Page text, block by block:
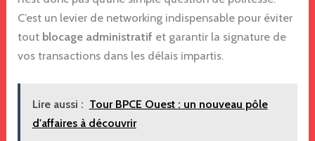
C’est un levier de networking indispensable pour éviter
tout blocage administratif et garantir la signature de
vos transactions dans les délais impartis.
Lire aussi : Tour BPCE Ouest : un nouveau pôle
d'affaires à découvrir